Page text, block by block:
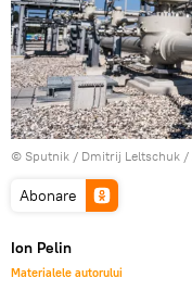
© Sputnik / Dmitrij Leltschuk /
Abonare
Ion Pelin
Materialele autorului